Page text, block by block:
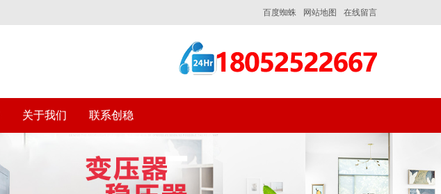
在线留言
网站地图
百度蜘蛛
关于我们 联系创稳